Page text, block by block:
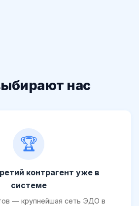
нас
🏆
контрагент уже в
системе
— крупнейшая сеть ЭДО в